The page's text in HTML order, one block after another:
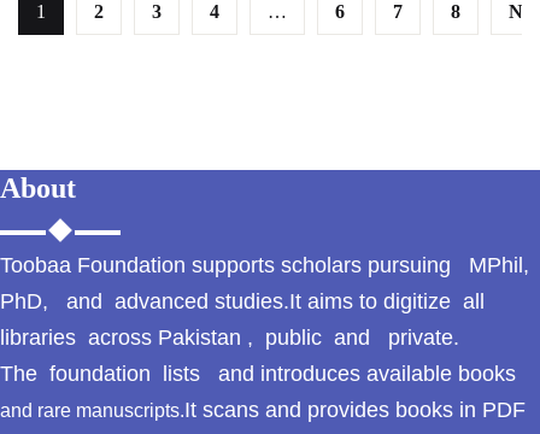
1 2 3 4 … 6 7 8
Y
180 Days
Return
180 Days Return
About
Toobaa Foundation supports scholars pursuing MPhil,
PhD, and advanced studies.It aims to digitize all
libraries across Pakistan , public and private.
The foundation lists and introduces available books
and rare manuscripts.It scans and provides books in PDF